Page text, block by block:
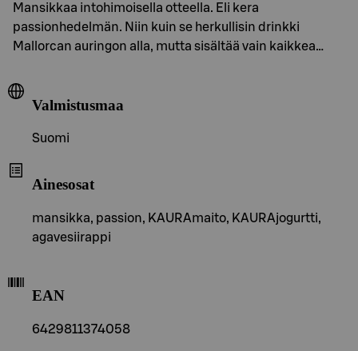
Mansikkaa intohimoisella otteella. Eli kera
passionhedelmän. Niin kuin se herkullisin drinkki
Mallorcan auringon alla, mutta sisältää vain kaikkea…
Valmistusmaa
Suomi
Ainesosat
mansikka, passion, KAURAmaito, KAURAjogurtti,
agavesiirappi
EAN
6429811374058